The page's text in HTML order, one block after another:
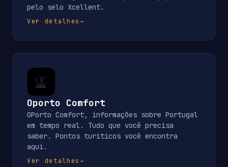
pelo selo Xcellent.
Ver detalhes→
Oporto Comfort
OPorto Comfort, informações sobre Portugal
em tempo real. Tudo que você precisa
saber. Pontos turiticos você encontra
aqui.
Ver detalhes→